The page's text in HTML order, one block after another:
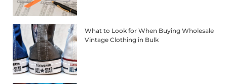
What to Look for When Buying Wholesale
Vintage Clothing in Bulk